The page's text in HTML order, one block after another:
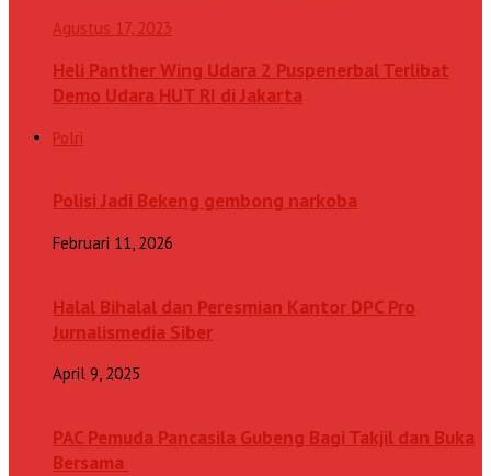
Agustus 17, 2023
Heli Panther Wing Udara 2 Puspenerbal Terlibat
Demo Udara HUT RI di Jakarta
Polri
Polisi Jadi Bekeng gembong narkoba
Februari 11, 2026
Halal Bihalal dan Peresmian Kantor DPC Pro
Jurnalismedia Siber
April 9, 2025
PAC Pemuda Pancasila Gubeng Bagi Takjil dan Buka
Bersama